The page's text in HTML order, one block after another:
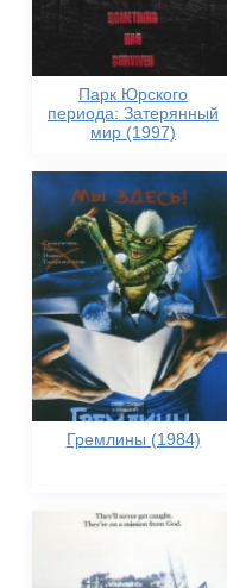
Парк Юрского
периода: Затерянный
мир (1997)
Гремлины (1984)